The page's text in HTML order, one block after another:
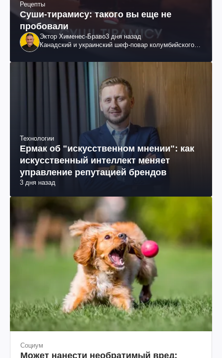
Рецепты
Суши-тирамису: такого вы еще не
пробовали
Эктор Хименес-Браво3 дня назад
Канадский и украинский шеф-повар колумбийского
Технологии
Ермак об "искусственном мнении": как
искусственный интеллект меняет
управление репутацией брендов
3 дня назад
Социум
Может нанести необратимый вред: